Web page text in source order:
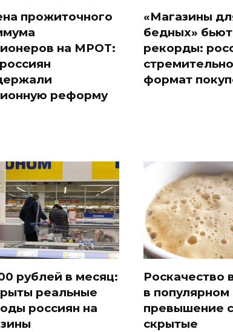
прожиточного
на МРОТ:
реформу
«Магазины
бедных» бьют
рекорды:
формат
рублей в месяц:
реальные
россиян на
Роскачество
в популярном
превышение
скрытые